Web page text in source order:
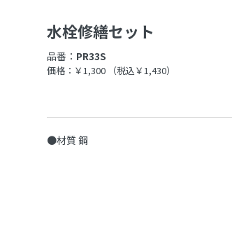
水栓修繕セット
品番： PR33S
価格：￥1,300 （税込￥1,430）
●材質 鋼